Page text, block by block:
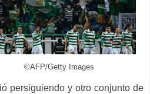
©AFP/Getty Images
persiguiendo y otro conjunto de